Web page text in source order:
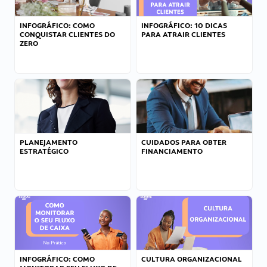
INFOGRÁFICO: COMO
CONQUISTAR CLIENTES DO
ZERO
INFOGRÁFICO: 10 DICAS
PARA ATRAIR CLIENTES
PLANEJAMENTO
ESTRATÉGICO
CUIDADOS PARA OBTER
FINANCIAMENTO
INFOGRÁFICO: COMO
CULTURA ORGANIZACIONAL